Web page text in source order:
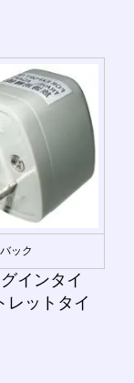
バック
インタイ
レットタイ